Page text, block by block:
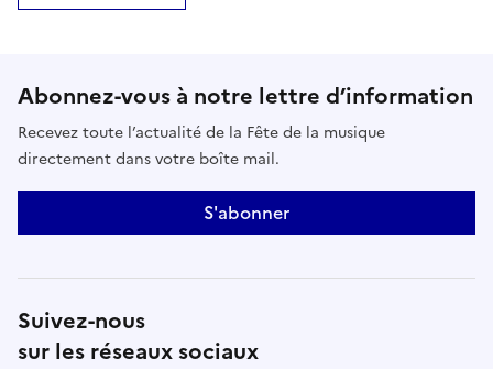
Abonnez-vous à notre lettre d’information
Recevez toute l’actualité de la Fête de la musique
directement dans votre boîte mail.
S'abonner
Suivez-nous
sur les réseaux sociaux